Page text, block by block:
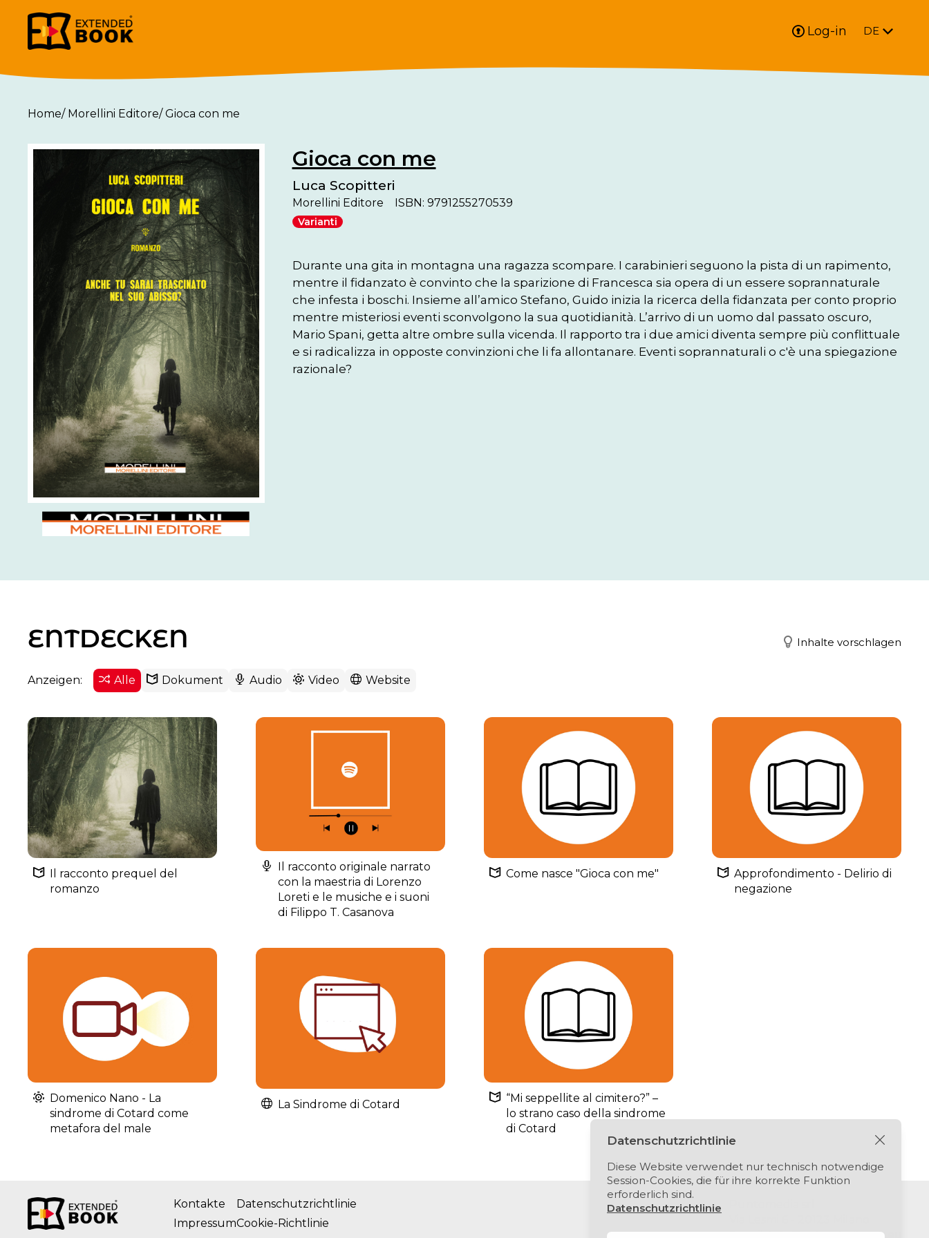
Log-in DE
Home/ Morellini Editore/ Gioca con me
Gioca con me
Luca Scopitteri
Morellini Editore ISBN: 9791255270539
Varianti
Durante una gita in montagna una ragazza scompare. I carabinieri seguono la pista di un rapimento,
mentre il fidanzato è convinto che la sparizione di Francesca sia opera di un essere soprannaturale
che infesta i boschi. Insieme all’amico Stefano, Guido inizia la ricerca della fidanzata per conto proprio
mentre misteriosi eventi sconvolgono la sua quotidianità. L’arrivo di un uomo dal passato oscuro,
Mario Spani, getta altre ombre sulla vicenda. Il rapporto tra i due amici diventa sempre più conflittuale
e si radicalizza in opposte convinzioni che li fa allontanare. Eventi soprannaturali o c'è una spiegazione
razionale?
ENTDECKEN Inhalte vorschlagen
Anzeigen: Alle Dokument Audio Video Website
Il racconto prequel del
romanzo
Il racconto originale narrato
con la maestria di Lorenzo
Loreti e le musiche e i suoni
di Filippo T. Casanova
Come nasce "Gioca con me"
Approfondimento - Delirio di
negazione
Domenico Nano - La
sindrome di Cotard come
metafora del male
La Sindrome di Cotard
“Mi seppellite al cimitero?” –
lo strano caso della sindrome
di Cotard
Kontakte
Impressum
Datenschutzrichtlinie
Cookie-Richtlinie
E-mail:info@extendedbook.eu
Datenschutzrichtlinie
Diese Website verwendet nur technisch notwendige
Session-Cookies, die für ihre korrekte Funktion
erforderlich sind.
Datenschutzrichtlinie